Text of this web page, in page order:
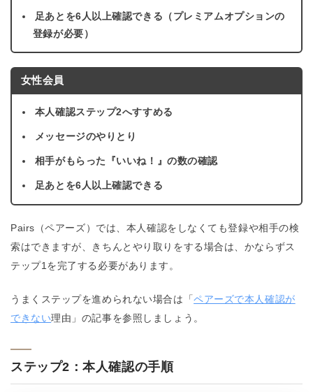
足あとを6人以上確認できる（プレミアムオプションの
登録が必要）
女性会員
本人確認ステップ2へすすめる
メッセージのやりとり
相手がもらった『いいね！』の数の確認
足あとを6人以上確認できる
Pairs（ペアーズ）では、本人確認をしなくても登録や相手の検
索はできますが、きちんとやり取りをする場合は、かならずス
テップ1を完了する必要があります。
うまくステップを進められない場合は「ペアーズで本人確認が
できない理由」の記事を参照しましょう。
ステップ2：本人確認の手順